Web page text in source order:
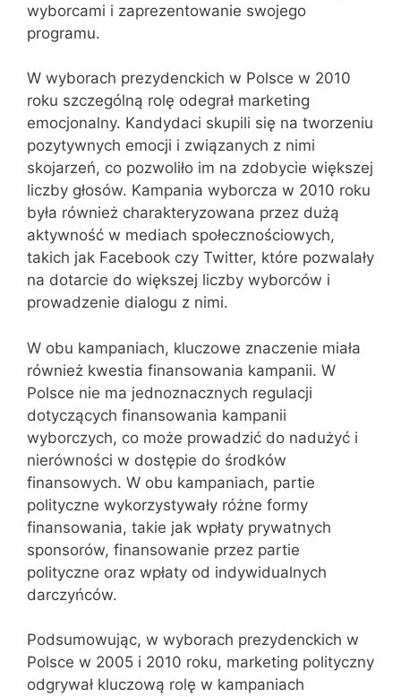
wyborcami i zaprezentowanie swojego
programu.
W wyborach prezydenckich w Polsce w 2010
roku szczególną rolę odegrał marketing
emocjonalny. Kandydaci skupili się na tworzeniu
pozytywnych emocji i związanych z nimi
skojarzeń, co pozwoliło im na zdobycie większej
liczby głosów. Kampania wyborcza w 2010 roku
była również charakteryzowana przez dużą
aktywność w mediach społecznościowych,
takich jak Facebook czy Twitter, które pozwalały
na dotarcie do większej liczby wyborców i
prowadzenie dialogu z nimi.
W obu kampaniach, kluczowe znaczenie miała
również kwestia finansowania kampanii. W
Polsce nie ma jednoznacznych regulacji
dotyczących finansowania kampanii
wyborczych, co może prowadzić do nadużyć i
nierówności w dostępie do środków
finansowych. W obu kampaniach, partie
polityczne wykorzystywały różne formy
finansowania, takie jak wpłaty prywatnych
sponsorów, finansowanie przez partie
polityczne oraz wpłaty od indywidualnych
darczyńców.
Podsumowując, w wyborach prezydenckich w
Polsce w 2005 i 2010 roku, marketing polityczny
odgrywał kluczową rolę w kampaniach